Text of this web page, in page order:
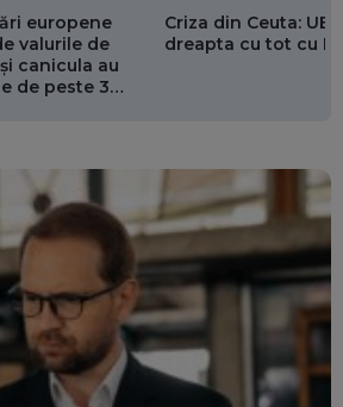
europene
valurile de
canicula au
de peste 3
Criza din Ceuta: UE
dreapta cu tot cu